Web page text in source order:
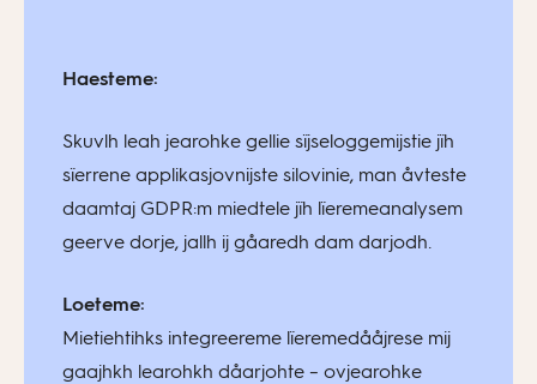
Haesteme:
Skuvlh leah jearohke gellie sïjseloggemijstie jïh
sïerrene applikasjovnijste silovinie, man åvteste
daamtaj GDPR:m miedtele jïh lïeremeanalysem
geerve dorje, jallh ij gåaredh dam darjodh.
Loeteme:
Mietiehtihks integreereme lïeremedååjrese mij
gaajhkh learohkh dåarjohte – ovjearohke